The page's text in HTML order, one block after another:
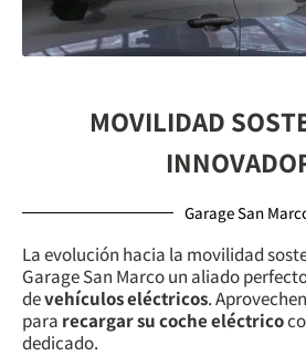
MOVILIDAD
Garage San
La evolución hacia la movilidad
Garage San Marco un aliado
devehículos eléctricos.
para recargar su coche eléctrico
dedicado.